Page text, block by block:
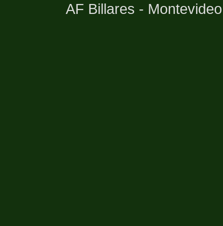
AF Billares -